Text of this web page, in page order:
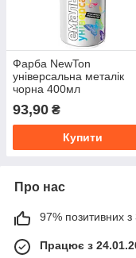
Фарба NewTon
універсальна металік
чорна 400мл
93,90 ₴
Купити
Про нас
97% позитивних з
Працює з